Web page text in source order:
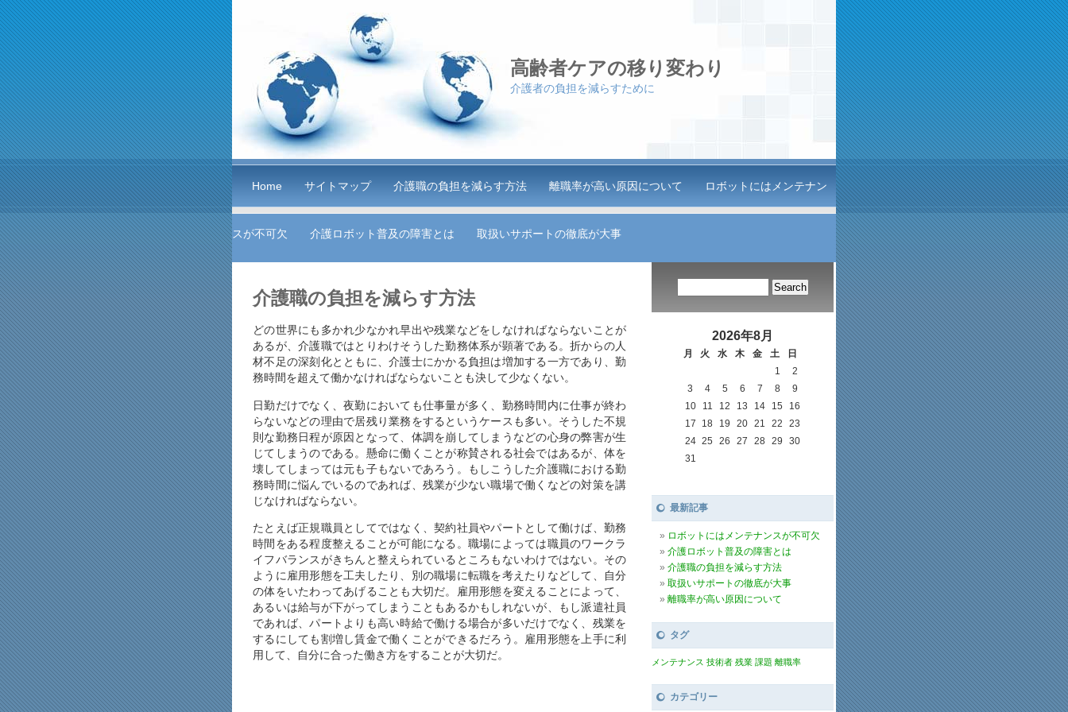
高齢者ケアの移り変わり
介護者の負担を減らすために
Home サイトマップ 介護職の負担を減らす方法 離職率が高い原因について ロボットにはメンテナン
スが不可欠 介護ロボット普及の障害とは 取扱いサポートの徹底が大事
介護職の負担を減らす方法
どの世界にも多かれ少なかれ早出や残業などをしなければならないことが
あるが、介護職ではとりわけそうした勤務体系が顕著である。折からの人
材不足の深刻化とともに、介護士にかかる負担は増加する一方であり、勤
務時間を超えて働かなければならないことも決して少なくない。
日勤だけでなく、夜勤においても仕事量が多く、勤務時間内に仕事が終わ
らないなどの理由で居残り業務をするというケースも多い。そうした不規
則な勤務日程が原因となって、体調を崩してしまうなどの心身の弊害が生
じてしまうのである。懸命に働くことが称賛される社会ではあるが、体を
壊してしまっては元も子もないであろう。もしこうした介護職における勤
務時間に悩んでいるのであれば、残業が少ない職場で働くなどの対策を講
じなければならない。
たとえば正規職員としてではなく、契約社員やパートとして働けば、勤務
時間をある程度整えることが可能になる。職場によっては職員のワークラ
イフバランスがきちんと整えられているところもないわけではない。その
ように雇用形態を工夫したり、別の職場に転職を考えたりなどして、自分
の体をいたわってあげることも大切だ。雇用形態を変えることによって、
あるいは給与が下がってしまうこともあるかもしれないが、もし派遣社員
であれば、パートよりも高い時給で働ける場合が多いだけでなく、残業を
するにしても割増し賃金で働くことができるだろう。雇用形態を上手に利
用して、自分に合った働き方をすることが大切だ。
2026年8月
月 火 水 木 金 土
日
1
2
3
4 5 6 7 8
9
10
11 12 13 14 15
16
17
18 19 20 21 22
23
24 25 26 27 28 29
30
31
最新記事
ロボットにはメンテナンスが不可欠
介護ロボット普及の障害とは
介護職の負担を減らす方法
取扱いサポートの徹底が大事
離職率が高い原因について
タグ
メンテナンス 技術者 残業 課題 離職率
カテゴリー